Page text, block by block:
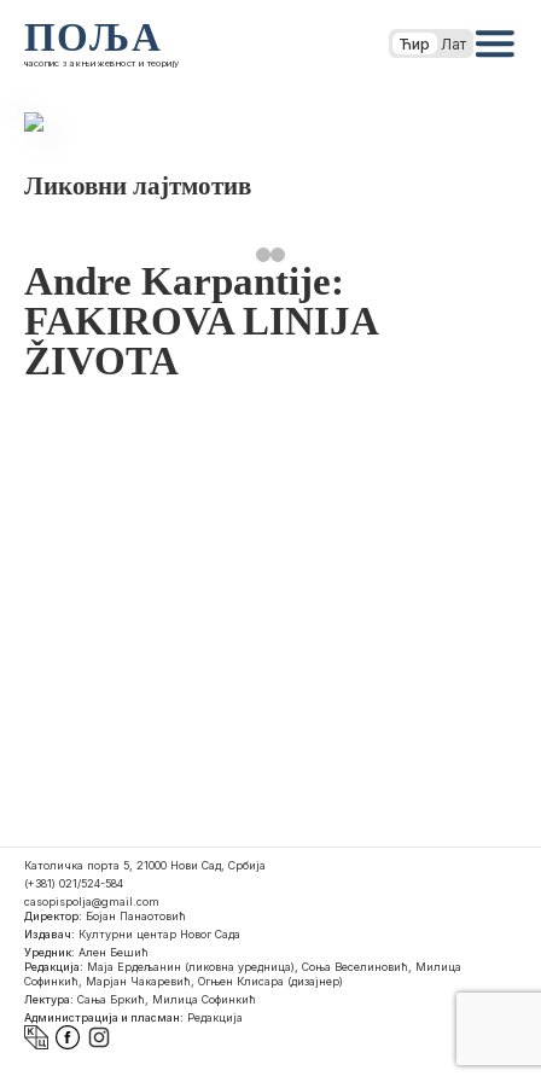
ПОЉА
часопис за књижевност и теорију
Ћир Лат
Ликовни лајтмотив
Andre Karpantije:
FAKIROVA LINIJA
ŽIVOTA
Католичка порта 5, 21000 Нови Сад, Србија
(+381) 021/524-584
casopispolja@gmail.com
Директор: Бојан Панаотовић
Издавач: Културни центар Новог Сада
Уредник: Ален Бешић
Редакција: Маја Ердељанин (ликовна уредница), Соња Веселиновић, Милица
Софинкић, Марјан Чакаревић, Огњен Клисара (дизајнер)
Лектура: Сања Бркић, Милица Софинкић
Администрација и пласман: Редакција